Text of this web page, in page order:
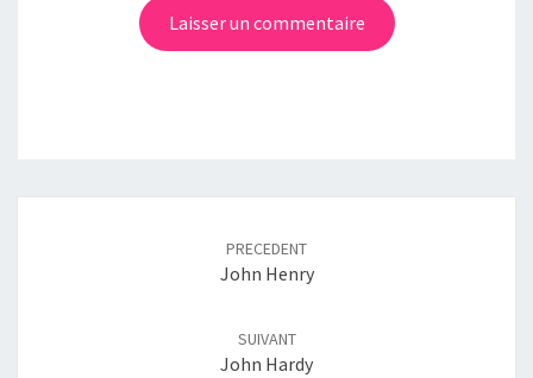
PRECEDENT
John Henry
SUIVANT
John Hardy